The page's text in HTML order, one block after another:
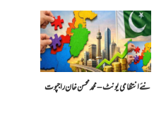
​نئے انتظامی یونٹ – محمد محسن خان راجپوت